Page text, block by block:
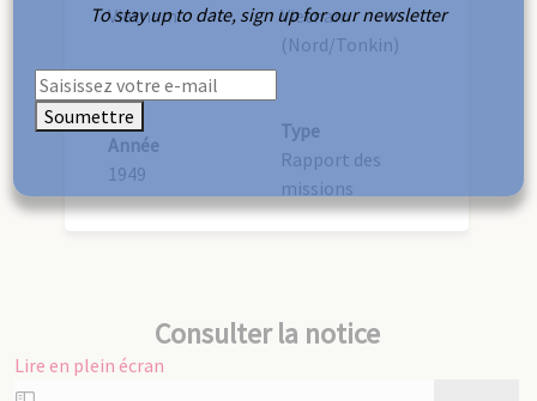
Vietnam
Vietnam
(Nord/Tonkin)
Année
1949
Type
Rapport des
missions
Consulter la notice
Lire en plein écran
Aller
To stay up to date, sign up for our newsletter
Soumettre